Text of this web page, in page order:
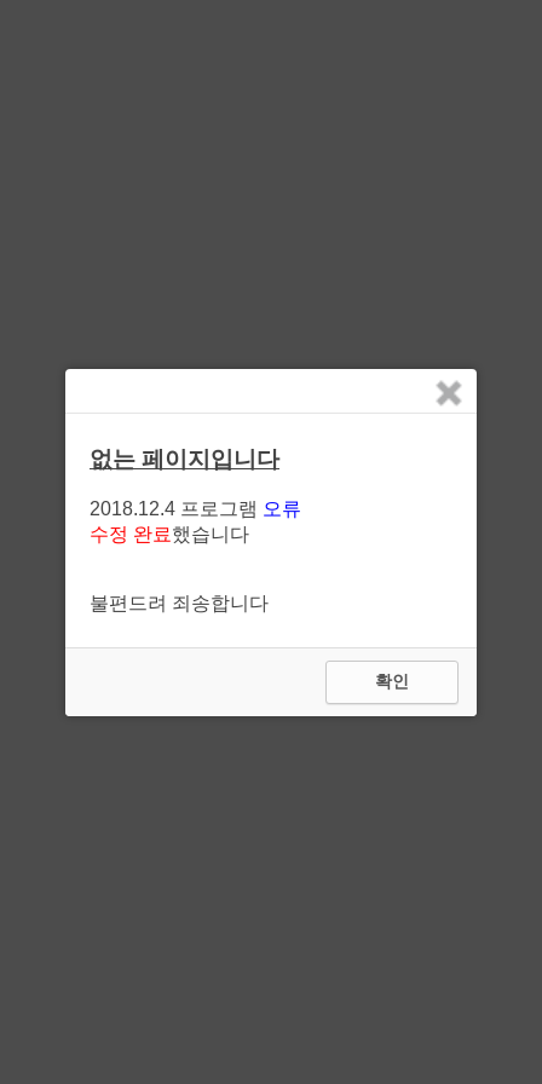
없는 페이지입니다
2018.12.4 프로그램 오류
수정 완료했습니다
불편드려 죄송합니다
확인